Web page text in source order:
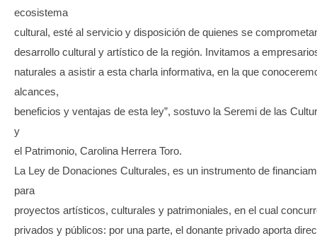
ecosistema
cultural, esté al servicio y disposición de quienes se
desarrollo cultural y artístico de la región. Invitamos a
naturales a asistir a esta charla informativa, en la que
alcances,
beneficios y ventajas de esta ley”, sostuvo la Seremi de las
y
el Patrimonio, Carolina Herrera Toro.
La Ley de Donaciones Culturales, es un instrumento de
para
proyectos artísticos, culturales y patrimoniales, en el cual
privados y públicos: por una parte, el donante privado aporta